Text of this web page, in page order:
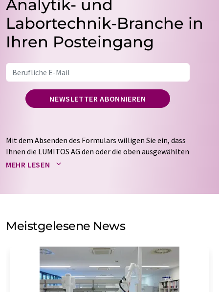
Analytik- und
Labortechnik-Branche in
Ihren Posteingang
NEWSLETTER ABONNIEREN
Mit dem Absenden des Formulars willigen Sie ein, dass
Ihnen die LUMITOS AG den oder die oben ausgewählten
Newsletter per E-Mail zusendet. Ihre Daten werden
auf Basis unsererDatenschutzerklärung. LUMITOS darf
Meinungsforschung per E-Mail kontaktieren. Ihre
Einwilligung können Sie jederzeit ohne Angabe von
Str. 2, 12489 Berlin oder per E-Mail unter
widerruf@lumitos.commit Wirkung für die Zukunft
widerrufen. Zudem ist in jeder E-Mail ein Link zur
Abbestellung des entsprechenden Newsletters
MEHR LESEN
Meistgelesene News